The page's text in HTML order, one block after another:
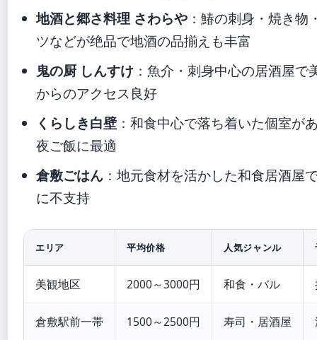
地酒と郷さ料理 さわらや ：鰆の刺身・焼き物
ツなどが绝品で地酒の品揃えも丰富
鬼の厨 しんすけ ：魚介・刺身中心の居酒屋で
からのアクセス良好
くらしき白壁 ：和食中心で落ち着いた個室が
夜ご飯に最適
倉敷ごはん ：地元食材を活かした和食居酒屋
に不支持
エリア 平均价格 人気ジャンル
美観地区 2000～3000円 和食・バル
倉敷駅前一帯 1500～2500円 寿司・居酒屋